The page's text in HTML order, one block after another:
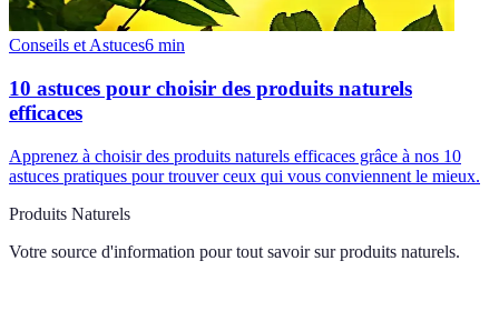
Conseils et Astuces6 min
10 astuces pour choisir des produits naturels
efficaces
Apprenez à choisir des produits naturels efficaces grâce à nos 10
astuces pratiques pour trouver ceux qui vous conviennent le mieux.
Produits Naturels
Votre source d'information pour tout savoir sur produits naturels.